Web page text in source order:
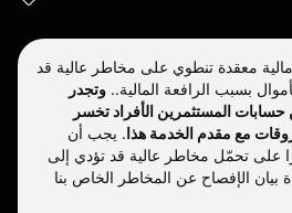
معقدة تنطوي على مخاطر عالية قد
بسبب الرافعة المالية.. وتجدر
إلى أن %79.75 من حسابات المستثمرين الأفراد تخسر
مع مقدم الخدمة هذا. يجب أن
على تحمّل مخاطر عالية قد تؤدي إلى
الإفصاح عن المخاطر الخاص بنا